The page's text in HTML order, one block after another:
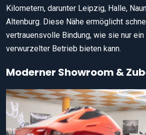
Kilometern, darunter Leipzig, Halle,
Altenburg. Diese Nähe ermöglicht
vertrauensvolle Bindung, wie sie nur
verwurzelter Betrieb bieten kann.
Moderner Showroom &